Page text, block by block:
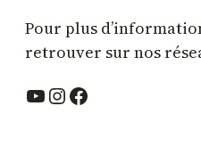
Pour plus
retrouver sur nos
YouTube
Instagram
Facebook